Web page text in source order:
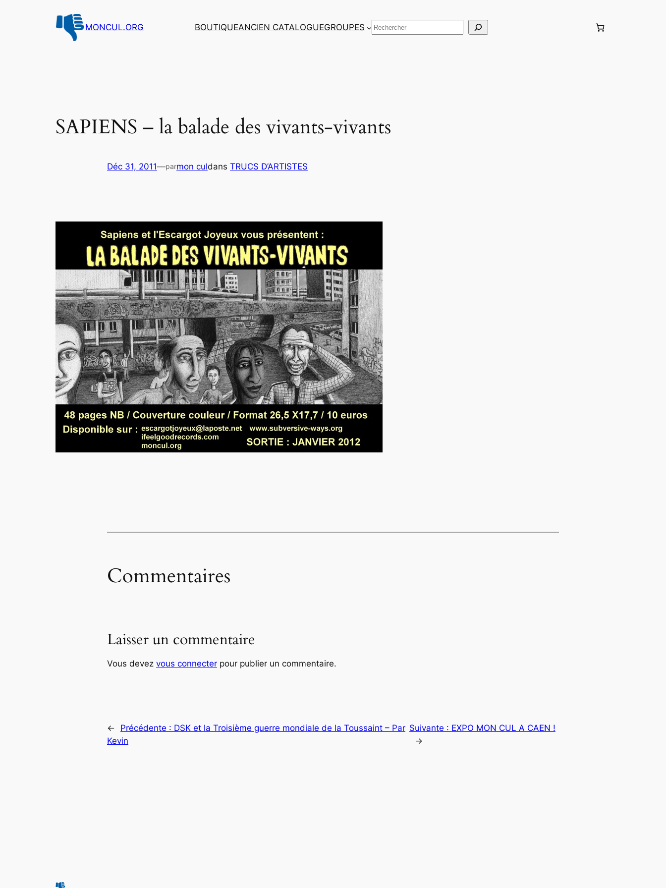
MONCUL.ORG BOUTIQUEANCIEN CATALOGUEGROUPES Rechercher
SAPIENS – la balade des vivants-vivants
Déc 31, 2011—parmon culdans TRUCS D’ARTISTES
Commentaires
Laisser un commentaire
Vous devez vous connecter pour publier un commentaire.
← Précédente : DSK et la Troisième guerre mondiale de la Toussaint – Par
Kevin
Suivante : EXPO MON CUL A CAEN !
→